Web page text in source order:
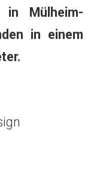
Mülheim-
in einem